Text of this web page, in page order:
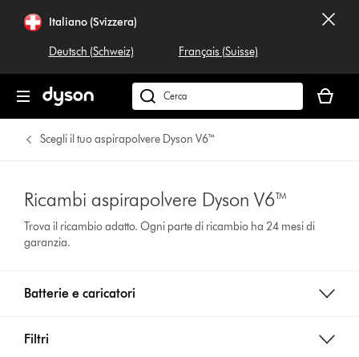
Italiano (Svizzera)
Deutsch (Schweiz) Français (Suisse)
Cerca
su
dyson.ch
carrello
è
Scegli il tuo aspirapolvere Dyson V6™
Ricambi aspirapolvere Dyson V6™
Trova il ricambio adatto. Ogni parte di ricambio ha 24 mesi di
garanzia.
Batterie e caricatori
Filtri